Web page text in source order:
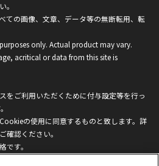
。
ての画像、文章、データ等の無断転用、転
only. Actual product may vary.
acritical or data from this site is
をご利用いただくために付与設定等を行っ
の使用に同意するものと致します。詳
確認ください。
す。